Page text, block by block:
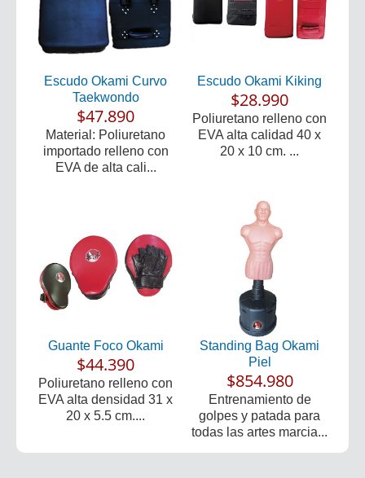
Escudo Okami Curvo
Taekwondo
$47.890
Material: Poliuretano
importado relleno con
EVA de alta cali...
Escudo Okami Kiking
$28.990
Poliuretano relleno con
EVA alta calidad 40 x
20 x 10 cm. ...
Guante Foco Okami
$44.390
Poliuretano relleno con
EVA alta densidad 31 x
20 x 5.5 cm....
Standing Bag Okami
Piel
$854.980
Entrenamiento de
golpes y patada para
todas las artes marcia...